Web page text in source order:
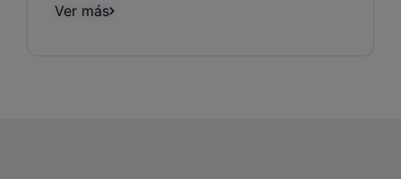
Ver más